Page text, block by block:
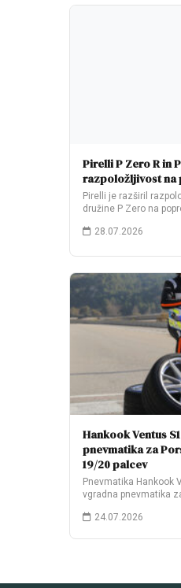
Pirelli P Zero R in
razpoložljivost na
Pirelli je razširil
družine P Zero na
28.07.2026
Hankook Ventus
pnevmatika za
19/20 palcev
Pnevmatika Hankook
vgradna pnevmatika
24.07.2026